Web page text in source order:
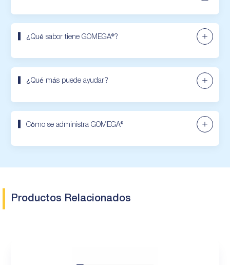
¿Qué sabor tiene GOMEGA®?
¿Qué más puede ayudar?
Cómo se administra GOMEGA®
Productos Relacionados